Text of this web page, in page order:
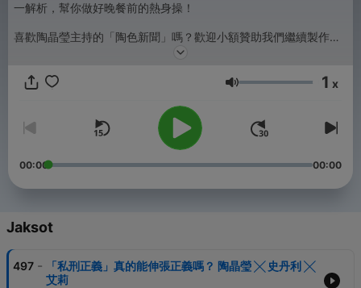
一解析，幫你做好晚餐前的熱身操！
喜歡陶晶瑩主持的「陶色新聞」嗎？歡迎小額贊助我們繼續製作更
優質節目＞https://bit.ly/3cJKx3L
▍官網：https://thehearsaytw.wixsite.com/thehearsaypodcast
▍FB：聽說（@TheHearSayChannel）
▍聯絡我們：thehearsaytw@gmail.com
Powered byFirstory Hosting
Äänenvoimakkuus
1 x
00:00 00:00
Jaksot
497 -
「私刑正義」真的能伸張正義嗎？ 陶晶瑩 ╳ 史丹利 ╳
艾莉